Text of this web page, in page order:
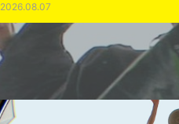
2026.08.07